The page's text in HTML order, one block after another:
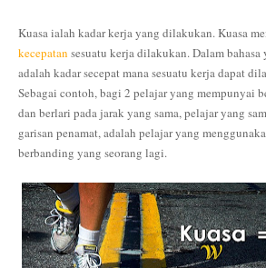
Kuasa ialah kadar kerja yang dilakukan. Kuasa
kecepatan sesuatu kerja dilakukan. Dalam
adalah kadar secepat mana sesuatu kerja dapat
Sebagai contoh, bagi 2 pelajar yang mempunyai
dan berlari pada jarak yang sama, pelajar yang
garisan penamat, adalah pelajar yang
berbanding yang seorang lagi.